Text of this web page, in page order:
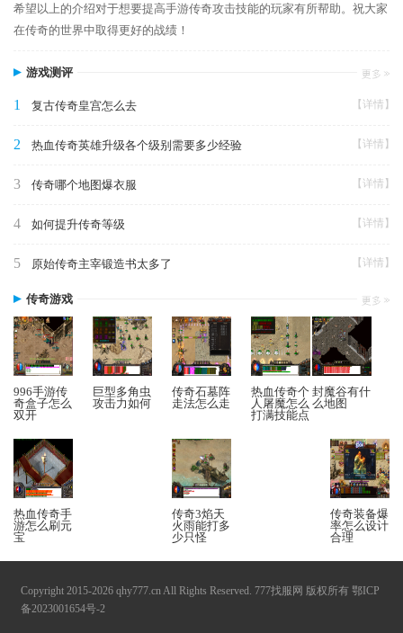
希望以上的介绍对于想要提高手游传奇攻击技能的玩家有所帮助。祝大家
在传奇的世界中取得更好的战绩！
游戏测评
1 复古传奇皇宫怎么去 【详情】
2 热血传奇英雄升级各个级别需要多少经验 【详情】
3 传奇哪个地图爆衣服 【详情】
4 如何提升传奇等级 【详情】
5 原始传奇主宰锻造书太多了 【详情】
传奇游戏
996手游传
奇盒子怎么
双开
巨型多角虫
攻击力如何
传奇石墓阵
走法怎么走
热血传奇个
人屠魔怎么
打满技能点
封魔谷有什
么地图
热血传奇手
游怎么刷元
宝
传奇3焰天
火雨能打多
少只怪
传奇装备爆
率怎么设计
合理
Copyright 2015-2026 qhy777.cn All Rights Reserved. 777找服网 版权所有 鄂ICP
备2023001654号-2